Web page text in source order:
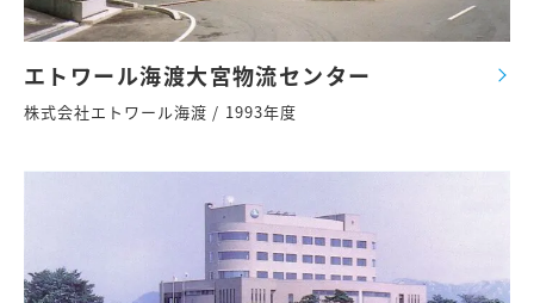
エトワール海渡大宮物流センター
株式会社エトワール海渡 / 1993年度